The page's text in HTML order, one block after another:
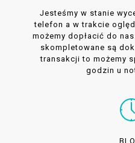
Jesteśmy w stanie
telefon a w trakcie
możemy dopłacić do
skompletowane są
transakcji to możemy
godzin u